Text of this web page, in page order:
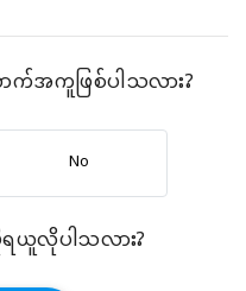
ကူဖြစ်ပါသလား?
No
ယူလိုပါသလား?